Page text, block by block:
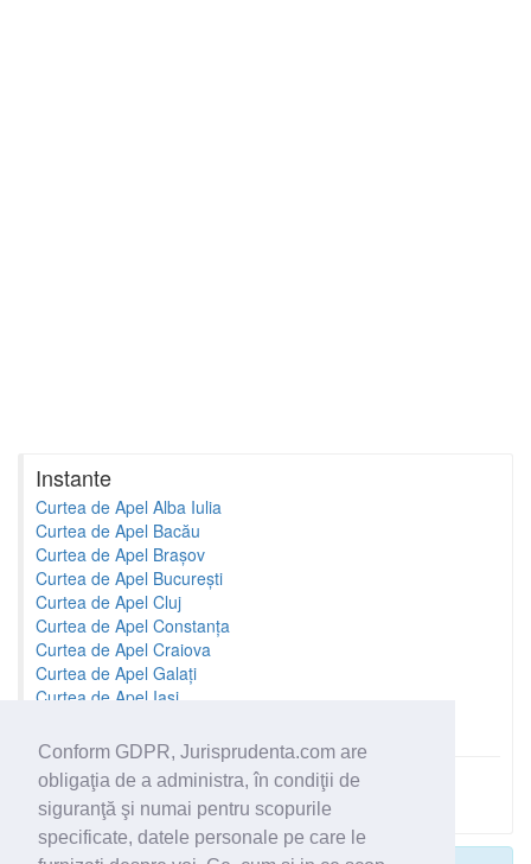
Conform GDPR, Jurisprudenta.com are
obligaţia de a administra, în condiţii de
siguranţă şi numai pentru scopurile
specificate, datele personale pe care le
Instante
Curtea de Apel Alba Iulia
Curtea de Apel Bacău
Curtea de Apel Brașov
Curtea de Apel București
Curtea de Apel Cluj
Curtea de Apel Constanța
Curtea de Apel Craiova
Curtea de Apel Galați
Curtea de Apel Iași
Toate instantele